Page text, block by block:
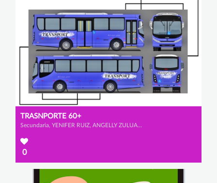
TRASNPORTE 60+
Secundaria, YENIFER RUIZ, ANGELLY ZULUAGA y YURY PUENTES
0